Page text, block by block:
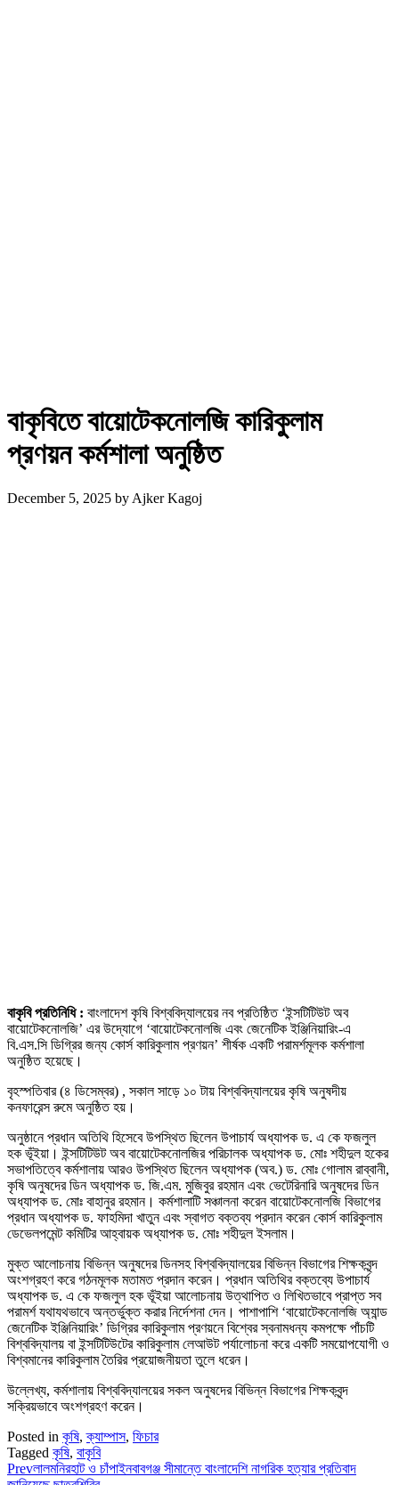
বাকৃবিতে বায়োটেকনোলজি কারিকুলাম
প্রণয়ন কর্মশালা অনুষ্ঠিত
December 5, 2025 by Ajker Kagoj
বাকৃবি প্রতিনিধি : বাংলাদেশ কৃষি বিশ্ববিদ্যালয়ের নব প্রতিষ্ঠিত ‘ইন্সটিটিউট অব
বায়োটেকনোলজি’ এর উদ্যোগে ‘বায়োটেকনোলজি এবং জেনেটিক ইঞ্জিনিয়ারিং-এ
বি.এস.সি ডিগ্রির জন্য কোর্স কারিকুলাম প্রণয়ন’ শীর্ষক একটি পরামর্শমূলক কর্মশালা
অনুষ্ঠিত হয়েছে।
বৃহস্পতিবার (৪ ডিসেম্বর) , সকাল সাড়ে ১০ টায় বিশ্ববিদ্যালয়ের কৃষি অনুষদীয়
কনফারেন্স রুমে অনুষ্ঠিত হয়।
অনুষ্ঠানে প্রধান অতিথি হিসেবে উপস্থিত ছিলেন উপাচার্য অধ্যাপক ড. এ কে ফজলুল
হক ভূঁইয়া। ইন্সটিটিউট অব বায়োটেকনোলজির পরিচালক অধ্যাপক ড. মোঃ শহীদুল হকের
সভাপতিত্বে কর্মশালায় আরও উপস্থিত ছিলেন অধ্যাপক (অব.) ড. মোঃ গোলাম রাব্বানী,
কৃষি অনুষদের ডিন অধ্যাপক ড. জি.এম. মুজিবুর রহমান এবং ভেটেরিনারি অনুষদের ডিন
অধ্যাপক ড. মোঃ বাহানুর রহমান। কর্মশালাটি সঞ্চালনা করেন বায়োটেকনোলজি বিভাগের
প্রধান অধ্যাপক ড. ফাহমিদা খাতুন এবং স্বাগত বক্তব্য প্রদান করেন কোর্স কারিকুলাম
ডেভেলপমেন্ট কমিটির আহ্বায়ক অধ্যাপক ড. মোঃ শহীদুল ইসলাম।
মুক্ত আলোচনায় বিভিন্ন অনুষদের ডিনসহ বিশ্ববিদ্যালয়ের বিভিন্ন বিভাগের শিক্ষকবৃন্দ
অংশগ্রহণ করে গঠনমূলক মতামত প্রদান করেন। প্রধান অতিথির বক্তব্যে উপাচার্য
অধ্যাপক ড. এ কে ফজলুল হক ভূঁইয়া আলোচনায় উত্থাপিত ও লিখিতভাবে প্রাপ্ত সব
পরামর্শ যথাযথভাবে অন্তর্ভুক্ত করার নির্দেশনা দেন। পাশাপাশি ‘বায়োটেকনোলজি অ্যান্ড
জেনেটিক ইঞ্জিনিয়ারিং’ ডিগ্রির কারিকুলাম প্রণয়নে বিশ্বের স্বনামধন্য কমপক্ষে পাঁচটি
বিশ্ববিদ্যালয় বা ইন্সটিটিউটের কারিকুলাম লেআউট পর্যালোচনা করে একটি সময়োপযোগী ও
বিশ্বমানের কারিকুলাম তৈরির প্রয়োজনীয়তা তুলে ধরেন।
উল্লেখ্য, কর্মশালায় বিশ্ববিদ্যালয়ের সকল অনুষদের বিভিন্ন বিভাগের শিক্ষকবৃন্দ
সক্রিয়ভাবে অংশগ্রহণ করেন।
Posted in কৃষি,ক্যাম্পাস, ফিচার
Tagged কৃষি, বাকৃবি
Prevলালমনিরহাট ও চাঁপাইনবাবগঞ্জ সীমান্তে বাংলাদেশি নাগরিক হত্যার প্রতিবাদ